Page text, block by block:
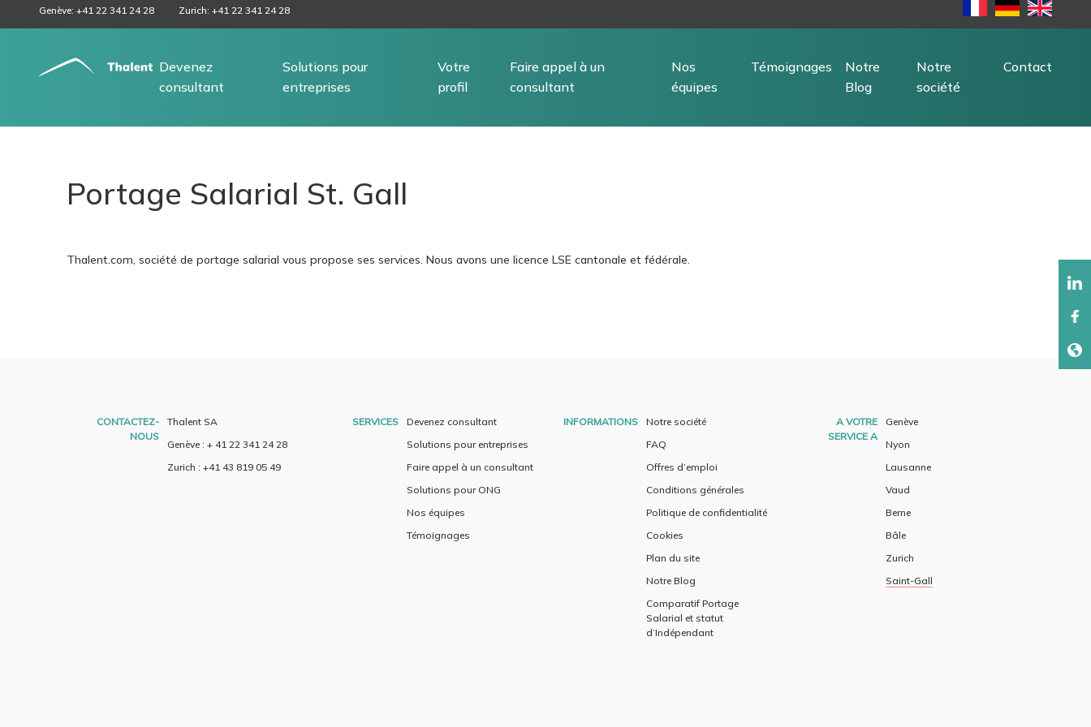
Genève: +41 22 341 24 28 Zurich: +41 22 341 24 28
Devenez
consultant
Solutions pour
entreprises
Votre
profil
Faire appel à un
consultant
Nos
équipes
Témoignages
Notre
Blog
Notre
société
Contact
Portage Salarial St. Gall
Thalent.com, société de portage salarial vous propose ses services. Nous avons une licence LSE cantonale et fédérale.
CONTACTEZ-
NOUS
Thalent SA
Genève : + 41 22 341 24 28
Zurich : +41 43 819 05 49
SERVICES
Devenez consultant
Solutions pour entreprises
Faire appel à un consultant
Solutions pour ONG
Nos équipes
Témoignages
INFORMATIONS
Notre société
FAQ
Offres d’emploi
Conditions générales
Politique de confidentialité
Cookies
Plan du site
Notre Blog
Comparatif Portage
Salarial et statut
d’Indépendant
A VOTRE
SERVICE A
Genève
Nyon
Lausanne
Vaud
Berne
Bâle
Zurich
Saint-Gall